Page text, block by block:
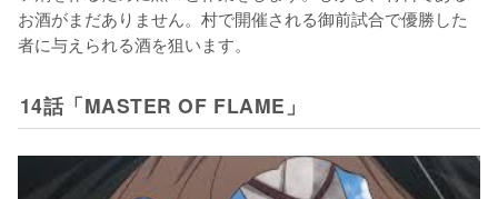
お酒がまだありません。村で開催される御前試合で優勝した
者に与えられる酒を狙います。
14話「MASTER OF FLAME」